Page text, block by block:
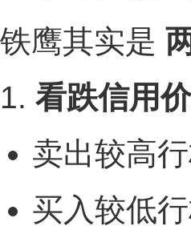
铁鹰其实是
1. 看跌信用
卖出较高
买入较低